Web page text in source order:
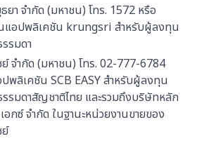
ยา จำกัด (มหาชน) โทร. 1572 หรือ
แอปพลิเคชัน krungsri สำหรับผู้ลงทุน
รมดา
จำกัด (มหาชน) โทร. 02-777-6784
พลิเคชัน SCB EASY สำหรับผู้ลงทุน
รมดาสัญชาติไทย และรวมถึงบริษัทหลัก
กซ์ จำกัด ในฐานะหน่วยงานขายของ